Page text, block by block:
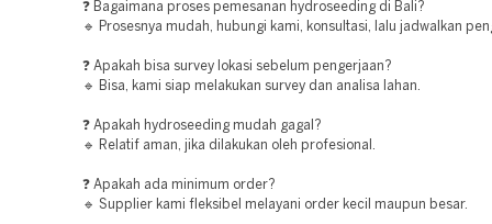
❓ Bagaimana proses pemesanan hydroseeding di Bali?
🔹 Prosesnya mudah, hubungi kami, konsultasi, lalu jadwalkan
❓ Apakah bisa survey lokasi sebelum pengerjaan?
🔹 Bisa, kami siap melakukan survey dan analisa lahan.
❓ Apakah hydroseeding mudah gagal?
🔹 Relatif aman, jika dilakukan oleh profesional.
❓ Apakah ada minimum order?
🔹 Supplier kami fleksibel melayani order kecil maupun besar.